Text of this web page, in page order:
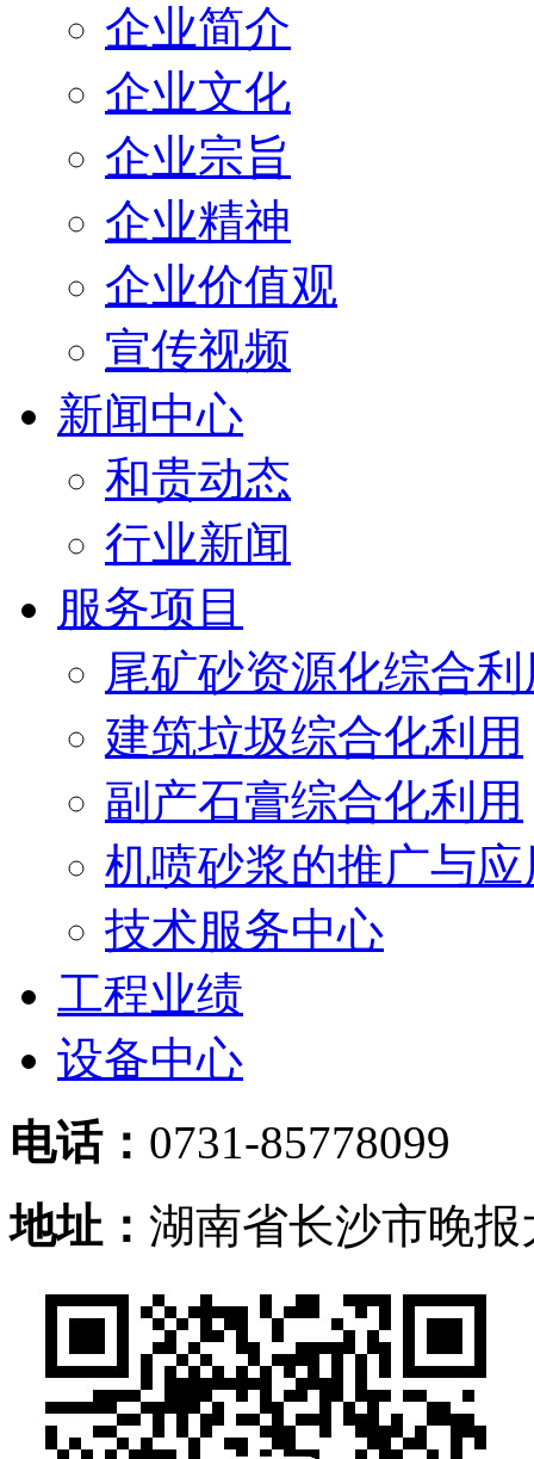
企业简介
企业文化
企业宗旨
企业精神
企业价值观
宣传视频
新闻中心
和贵动态
行业新闻
服务项目
尾矿砂资源化综合利
建筑垃圾综合化利用
副产石膏综合化利用
机喷砂浆的推广与应
技术服务中心
工程业绩
设备中心
电话： 0731-85778099
地址： 湖南省长沙市晚